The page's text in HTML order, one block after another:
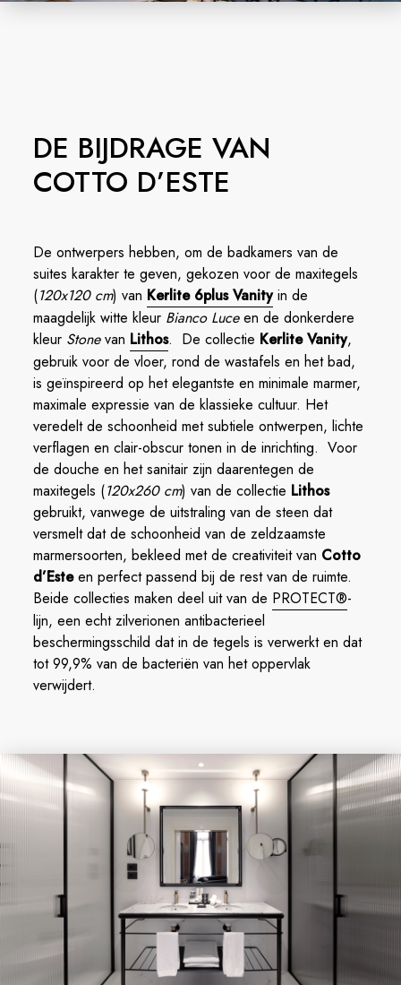
DE BIJDRAGE VAN
COTTO D’ESTE
De ontwerpers hebben, om de badkamers van de
suites karakter te geven, gekozen voor de maxitegels
(120x120 cm) van Kerlite 6plus Vanityin de
maagdelijk witte kleur Bianco Luceen de donkerdere
kleur Stonevan Lithos. De collectie Kerlite Vanity,
gebruik voor de vloer, rond de wastafels en het bad,
is geïnspireerd op het elegantste en minimale marmer,
maximale expressie van de klassieke cultuur. Het
veredelt de schoonheid met subtiele ontwerpen, lichte
verflagen en clair-obscur tonen in de inrichting. Voor
de douche en het sanitair zijn daarentegen de
maxitegels (120x260 cm) van de collectie Lithos
gebruikt, vanwege de uitstraling van de steen dat
versmelt dat de schoonheid van de zeldzaamste
marmersoorten, bekleed met de creativiteit van Cotto
d’Esteen perfect passend bij de rest van de ruimte.
Beide collecties maken deel uit van de PROTECT®-
lijn, een echt zilverionen antibacterieel
beschermingsschild dat in de tegels is verwerkt en dat
tot 99,9% van de bacteriën van het oppervlak
verwijdert.